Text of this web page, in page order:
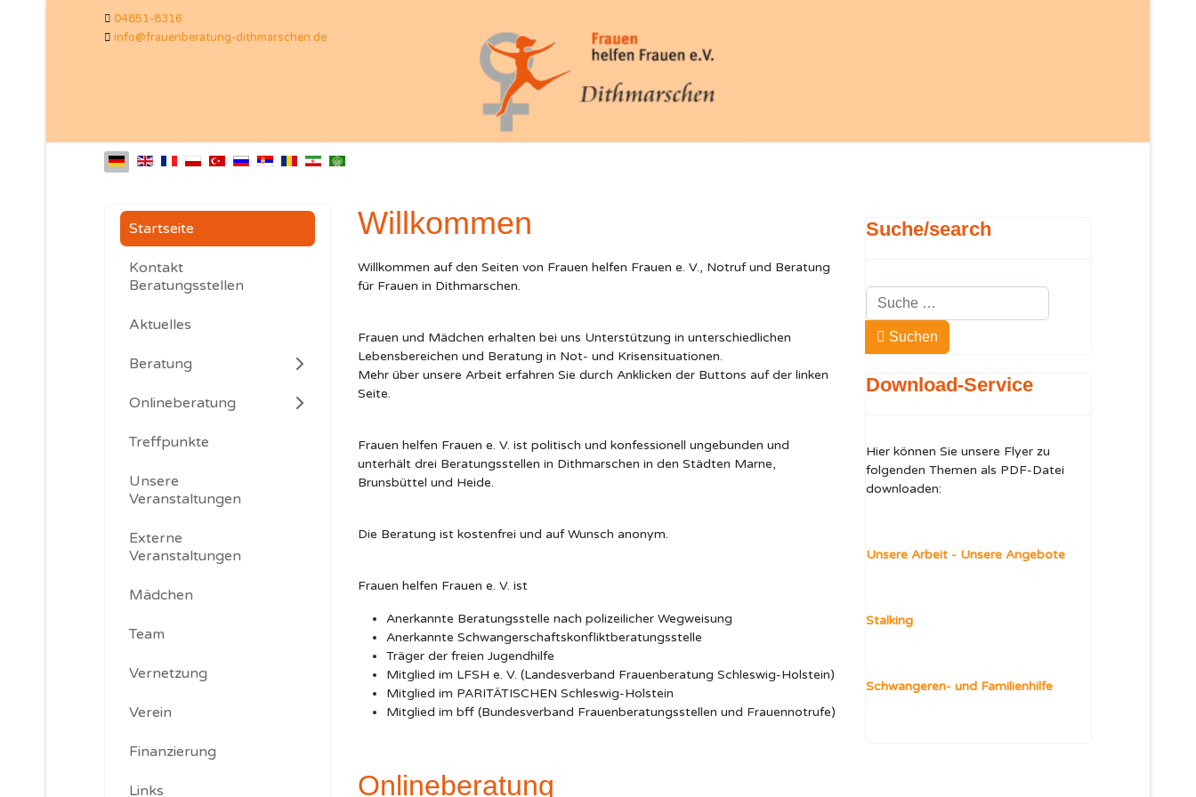
04851-8316
info@frauenberatung-dithmarschen.de
Startseite
Kontakt
Beratungsstellen
Aktuelles
Beratung
Onlineberatung
Treffpunkte
Unsere
Veranstaltungen
Externe
Veranstaltungen
Mädchen
Team
Vernetzung
Verein
Finanzierung
Links
Willkommen
Willkommen auf den Seiten von Frauen helfen Frauen e. V., Notruf und Beratung
für Frauen in Dithmarschen.
Frauen und Mädchen erhalten bei uns Unterstützung in unterschiedlichen
Lebensbereichen und Beratung in Not- und Krisensituationen.
Mehr über unsere Arbeit erfahren Sie durch Anklicken der Buttons auf der linken
Seite.
Frauen helfen Frauen e. V. ist politisch und konfessionell ungebunden und
unterhält drei Beratungsstellen in Dithmarschen in den Städten Marne,
Brunsbüttel und Heide.
Die Beratung ist kostenfrei und auf Wunsch anonym.
Frauen helfen Frauen e. V. ist
Anerkannte Beratungsstelle nach polizeilicher Wegweisung
Anerkannte Schwangerschaftskonfliktberatungsstelle
Träger der freien Jugendhilfe
Mitglied im LFSH e. V. (Landesverband Frauenberatung Schleswig-Holstein)
Mitglied im PARITÄTISCHEN Schleswig-Holstein
Mitglied im bff (Bundesverband Frauenberatungsstellen und Frauennotrufe)
Onlineberatung
Suche/search
Suchen
Type 2 or more characters for results.
Suchen
Download-Service
Hier können Sie unsere Flyer zu
folgenden Themen als PDF-Datei
downloaden:
Unsere Arbeit - Unsere Angebote
Stalking
Schwangeren- und Familienhilfe